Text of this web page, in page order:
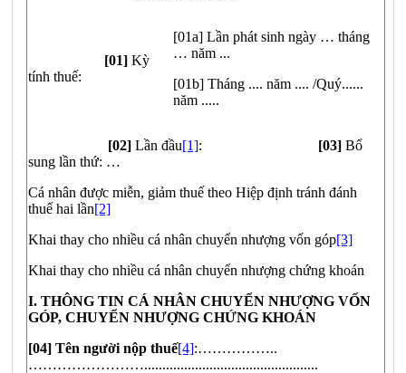
[01] Kỳ
tính thuế:
[01a] Lần phát sinh ngày … tháng
… năm ...
[01b] Tháng .... năm .... /Quý......
năm .....
[02] Lần đầu[1]: [03] Bổ
sung lần thứ: …
Cá nhân được miễn, giảm thuế theo Hiệp định tránh đánh
thuế hai lần[2]
Khai thay cho nhiều cá nhân chuyển nhượng vốn góp[3]
Khai thay cho nhiều cá nhân chuyển nhượng chứng khoán
I. THÔNG TIN CÁ NHÂN CHUYỂN NHƯỢNG VỐN
GÓP, CHUYỂN NHƯỢNG CHỨNG KHOÁN
[04] Tên người nộp thuế[4]:……………..
……………………................................................